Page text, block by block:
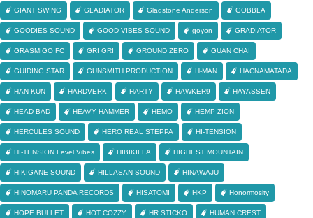
GIANT SWING GLADIATOR Gladstone Anderson GOBBLA
GOODIES SOUND GOOD VIBES SOUND goyon GRADIATOR
GRASMIGO FC GRI GRI GROUND ZERO GUAN CHAI
GUIDING STAR GUNSMITH PRODUCTION H-MAN HACNAMATADA
HAN-KUN HARDVERK HARTY HAWKER9 HAYASSEN
HEAD BAD HEAVY HAMMER HEMO HEMP ZION
HERCULES SOUND HERO REAL STEPPA HI-TENSION
HI-TENSION Level Vibes HIBIKILLA HIGHEST MOUNTAIN
HIKIGANE SOUND HILLASAN SOUND HINAWAJU
HINOMARU PANDA RECORDS HISATOMI HKP Honormosity
HOPE BULLET HOT COZZY HR STICKO HUMAN CREST